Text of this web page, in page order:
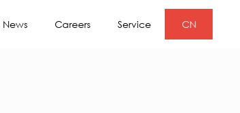
CN
News Careers Service